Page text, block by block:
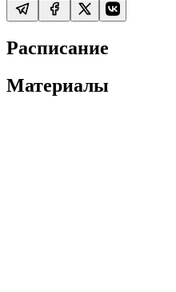
Расписание
Материалы